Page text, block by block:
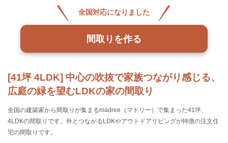
[41坪 4LDK] 中心の吹抜で家族つながり感じる、
広庭の緑を望むLDKの家の間取り
全国の建築家から間取りが集まるmadree（マドリー）で集まった41坪、
4LDKの間取りです。外とつながるLDKやアウトドアリビングが特徴の注文住
宅の間取りです。
全国対応になりました
間取りを作る